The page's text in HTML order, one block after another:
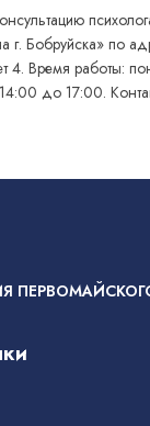
г. Бобруйска» по
4. Время работы:
до 17:00.